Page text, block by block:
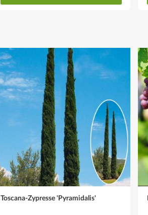
Toscana-Zypresse 'Pyramidalis'